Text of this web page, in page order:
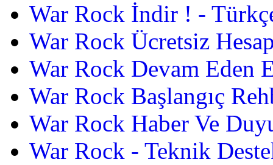
War Rock İndir ! -
War Rock Ücretsiz
War Rock Devam Eden
War Rock Başlangıç
War Rock Haber Ve
War Rock - Teknik